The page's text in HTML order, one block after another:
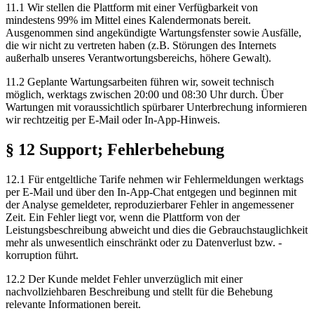
11.1 Wir stellen die Plattform mit einer Verfügbarkeit von
mindestens 99% im Mittel eines Kalendermonats bereit.
Ausgenommen sind angekündigte Wartungsfenster sowie Ausfälle,
die wir nicht zu vertreten haben (z.B. Störungen des Internets
außerhalb unseres Verantwortungsbereichs, höhere Gewalt).
11.2 Geplante Wartungsarbeiten führen wir, soweit technisch
möglich, werktags zwischen 20:00 und 08:30 Uhr durch. Über
Wartungen mit voraussichtlich spürbarer Unterbrechung informieren
wir rechtzeitig per E-Mail oder In-App-Hinweis.
§ 12 Support; Fehlerbehebung
12.1 Für entgeltliche Tarife nehmen wir Fehlermeldungen werktags
per E-Mail und über den In-App-Chat entgegen und beginnen mit
der Analyse gemeldeter, reproduzierbarer Fehler in angemessener
Zeit. Ein Fehler liegt vor, wenn die Plattform von der
Leistungsbeschreibung abweicht und dies die Gebrauchstauglichkeit
mehr als unwesentlich einschränkt oder zu Datenverlust bzw. -
korruption führt.
12.2 Der Kunde meldet Fehler unverzüglich mit einer
nachvollziehbaren Beschreibung und stellt für die Behebung
relevante Informationen bereit.